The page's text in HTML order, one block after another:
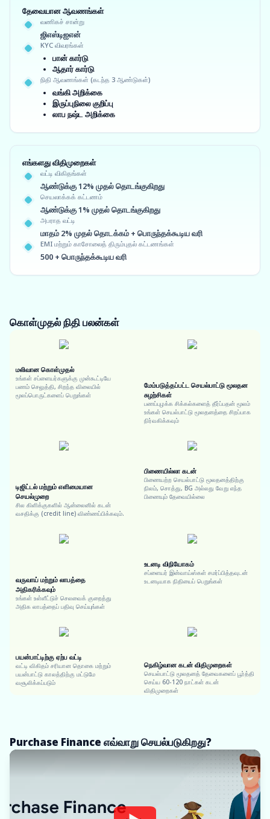
தேவையான ஆவணங்கள்
வணிகச் சான்று
ஜிஎஸ்டிஐஎன்
KYC விவரங்கள்
பான் கார்டு
ஆதார் கார்டு
நிதி ஆவணங்கள் (கடந்த 3 ஆண்டுகள்)
வங்கி அறிக்கை
இருப்புநிலை குறிப்பு
லாப நஷ்ட அறிக்கை
எங்களது விதிமுறைகள்
வட்டி விகிதங்கள்
ஆண்டுக்கு 12% முதல் தொடங்குகிறது
செயலாக்கக் கட்டணம்
ஆண்டுக்கு 1% முதல் தொடங்குகிறது
அபராத வட்டி
மாதம் 2% முதல் தொடக்கம் + பொருந்தக்கூடிய வரி
EMI மற்றும் காசோலைத் திரும்புதல் கட்டணங்கள்
500 + பொருந்தக்கூடிய வரி
கொள்முதல் நிதிபலன்கள்
மலிவான கொள்முதல்
உங்கள் சப்ளையர்களுக்கு முன்கூட்டியே
பணம் செலுத்தி, சிறந்த விலையில்
மூலப்பொருட்களைப் பெறுங்கள்
மேம்படுத்தப்பட்ட செயல்பாட்டு மூலதன
சுழற்சிகள்
பணப்புழக்க சிக்கல்களைத் தீர்ப்பதன் மூலம்
உங்கள் செயல்பாட்டு மூலதனத்தை சிறப்பாக
நிர்வகிக்கவும்
டிஜிட்டல் மற்றும் எளிமையான
செயல்முறை
சில கிளிக்குகளில் ஆன்லைனில் கடன்
வசதிக்கு (credit line) விண்ணப்பிக்கவும்.
பிணையில்லா கடன்
பிணையற்ற செயல்பாட்டு மூலதனத்திற்கு
நிலம், சொத்து, BG அல்லது வேறு எந்த
பிணையும் தேவையில்லை
வருவாய் மற்றும் லாபத்தை
அதிகரிக்கவும்
உங்கள் உள்ளீட்டுச் செலவைக் குறைத்து
அதிக லாபத்தைப் பதிவு செய்யுங்கள்
உடனடி விநியோகம்
சப்ளையர் இன்வாய்ஸ்கள் சமர்ப்பித்தவுடன்
உடனடியாக நிதியைப் பெறுங்கள்
பயன்பாட்டிற்கு ஏற்ப வட்டி
வட்டி விகிதம் சரியான தொகை மற்றும்
பயன்பாட்டு காலத்திற்கு மட்டுமே
வசூலிக்கப்படும்
நெகிழ்வான கடன் விதிமுறைகள்
செயல்பாட்டு மூலதனத் தேவைகளைப் பூர்த்தி
செய்ய 60-120 நாட்கள் கடன்
விதிமுறைகள்
Purchase Finance எவ்வாறு செயல்படுகிறது?